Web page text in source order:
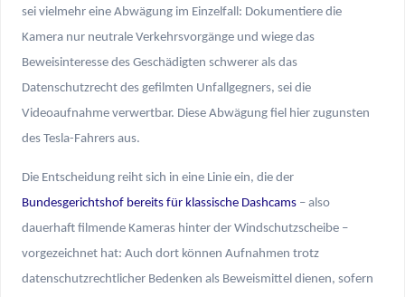
sei vielmehr eine Abwägung im Einzelfall: Dokumentiere die
Kamera nur neutrale Verkehrsvorgänge und wiege das
Beweisinteresse des Geschädigten schwerer als das
Datenschutzrecht des gefilmten Unfallgegners, sei die
Videoaufnahme verwertbar. Diese Abwägung fiel hier zugunsten
des Tesla-Fahrers aus.
Die Entscheidung reiht sich in eine Linie ein, die der
Bundesgerichtshof bereits für klassische Dashcams– also
dauerhaft filmende Kameras hinter der Windschutzscheibe –
vorgezeichnet hat: Auch dort können Aufnahmen trotz
datenschutzrechtlicher Bedenken als Beweismittel dienen, sofern